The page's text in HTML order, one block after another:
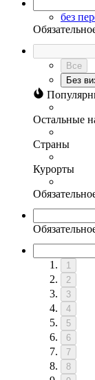
без
Все
Без
Остальные
Страны
Курорты
1
2
3
4
5
6
7
8